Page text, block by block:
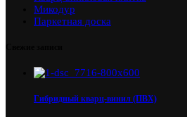
Микодур
Паркетная доска
Гибридный кварц-винил (ПВХ)